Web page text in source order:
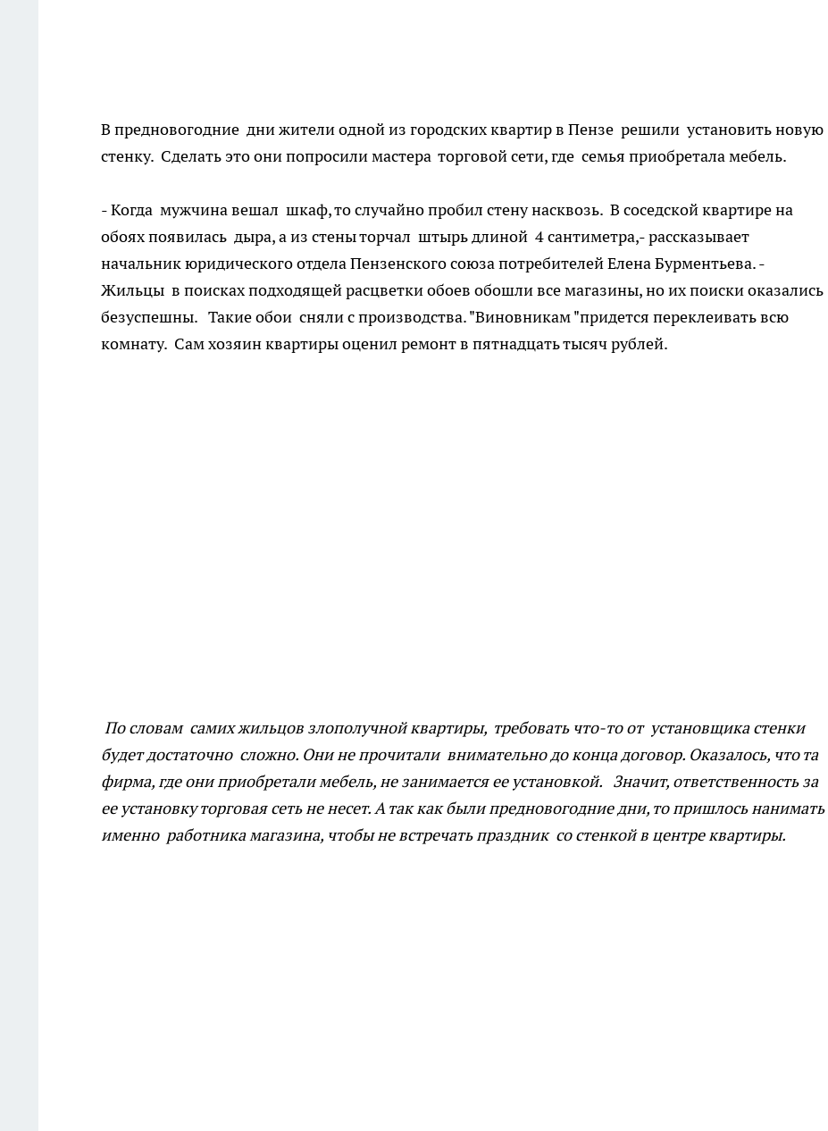
В предновогодние дни жители одной из городских квартир в Пензе решили установить новую
стенку. Сделать это они попросили мастера торговой сети, где семья приобретала мебель.
- Когда мужчина вешал шкаф, то случайно пробил стену насквозь. В соседской квартире на
обоях появилась дыра, а из стены торчал штырь длиной 4 сантиметра,- рассказывает
начальник юридического отдела Пензенского союза потребителей Елена Бурментьева. -
Жильцы в поисках подходящей расцветки обоев обошли все магазины, но их поиски оказались
безуспешны. Такие обои сняли с производства. "Виновникам "придется переклеивать всю
комнату. Сам хозяин квартиры оценил ремонт в пятнадцать тысяч рублей.
По словам самих жильцов злополучной квартиры, требовать что-то от установщика стенки
будет достаточно сложно. Они не прочитали внимательно до конца договор. Оказалось, что та
фирма, где они приобретали мебель, не занимается ее установкой. Значит, ответственность за
ее установку торговая сеть не несет. А так как были предновогодние дни, то пришлось нанимать
именно работника магазина, чтобы не встречать праздник со стенкой в центре квартиры.